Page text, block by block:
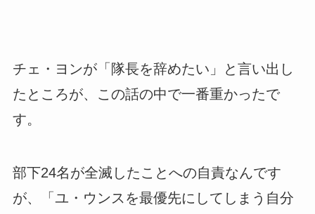
チェ・ヨンが「隊長を辞めたい」と言い出し
たところが、この話の中で一番重かったで
す。
部下24名が全滅したことへの自責なんです
が、「ユ・ウンスを最優先にしてしまう自分